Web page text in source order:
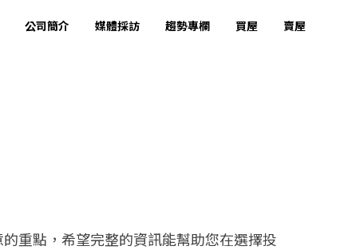
重點，希望完整的資訊能幫助您在選擇投
公司簡介 媒體採訪 趨勢專欄 買屋 賣屋